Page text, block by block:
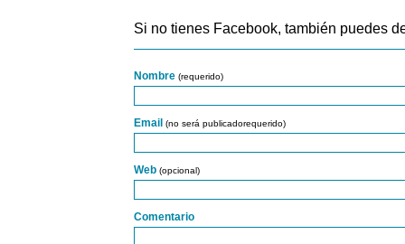
Si no tienes Facebook, también puedes
Nombre (requerido)
Email (no será publicadorequerido)
Web (opcional)
Comentario